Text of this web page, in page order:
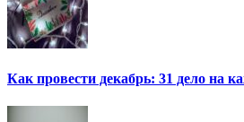
Как провести декабрь: 31 дело на